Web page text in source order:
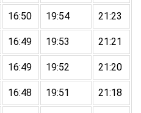
16:50 19:54 21:23
16:49 19:53 21:21
16:49 19:52 21:20
16:48 19:51 21:18